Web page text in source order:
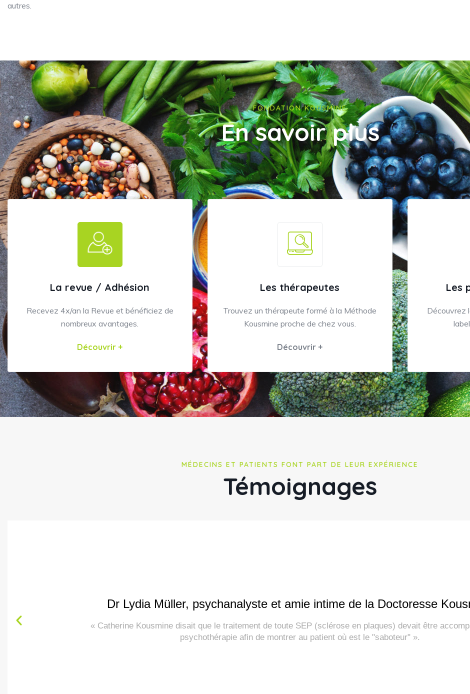
autres.
FONDATION KOUSMINE
En savoir plus
La revue / Adhésion
Recevez 4x/an la Revue et bénéficiez de
nombreux avantages.
Découvrir +
Les thérapeutes
Trouvez un thérapeute formé à la Méthode
Kousmine proche de chez vous.
Découvrir +
Les
Découvrez
MÉDECINS ET PATIENTS FONT PART DE LEUR EXPÉRIENCE
Témoignages
Dr Lydia Müller, psychanalyste et amie intime de la Doctoresse
« Catherine Kousmine disait que le traitement de toute SEP (sclérose en plaques) devait être
psychothérapie afin de montrer au patient où est le "saboteur" ».